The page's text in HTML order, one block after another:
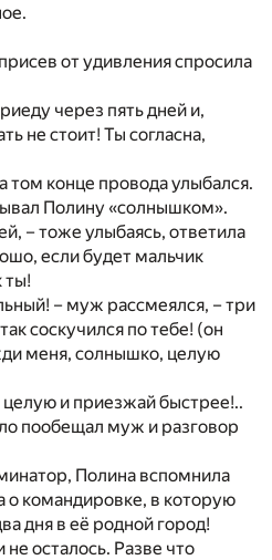
от удивления спросила
через пять дней и,
не стоит! Ты согласна,
том конце провода улыбался.
Полину «солнышком».
– тоже улыбаясь, ответила
если будет мальчик
ты!
– муж рассмеялся, – три
соскучился по тебе! (он
меня, солнышко, целую
и приезжай быстрее!..
пообещал муж и разговор
Полина вспомнила
о командировке, в которую
дня в её родной город!
осталось. Разве что